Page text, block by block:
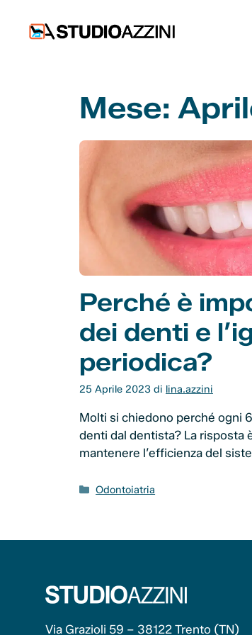
contenuto
Mese:
Perché è
dei denti e
periodica?
25 Aprile 2023 di lina.azzini
Molti si chiedono perché ogni
denti dal dentista? La risposta
mantenere l’efficienza del
Categorie
Odontoiatria
Via Grazioli 59 – 38122 Trento (TN)